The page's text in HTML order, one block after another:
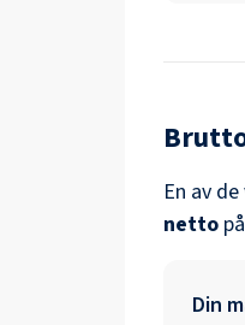
En av
netto
Din